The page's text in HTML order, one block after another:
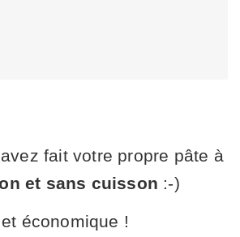
fait votre propre pâte à
et sans cuisson :-)
économique !